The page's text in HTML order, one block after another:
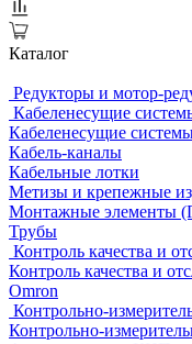
Каталог
Редукторы и мотор-
Кабеленесущие
Кабеленесущие
Кабель-каналы
Кабельные лотки
Метизы и крепежные
Монтажные элементы
Трубы
Контроль качества и
Контроль качества и
Omron
Контрольно-
Контрольно-